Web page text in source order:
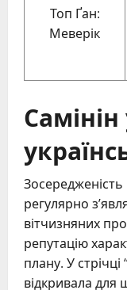
Топ Ґан:
Меверік
Самінін
Зосередженість
регулярно
вітчизняних
репутацію
плану. У
відкривала для